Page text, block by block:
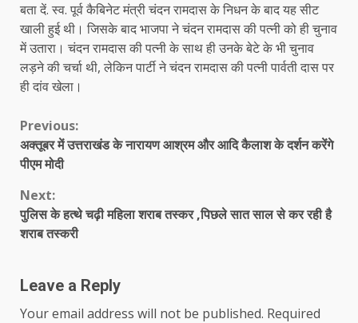
बता दें. स्व. पूर्व कैबिनेट मंत्री चंदन रामदास के निधन के बाद यह सीट
खाली हुई थी। जिसके बाद भाजपा ने चंदन रामदास की पत्नी को ही चुनाव
में उतारा। चंदन रामदास की पत्नी के साथ ही उनके बेटे के भी चुनाव
लड़ने की चर्चा थी, लेकिन पार्टी ने चंदन रामदास की पत्नी पार्वती दास पर
ही दांव खेला।
Continue
Reading
Previous:
अक्तूबर में उत्तराखंड के नारायण आश्रम और आदि कैलाश के दर्शन करेंगे
पीएम मोदी
Next:
पुलिस के हत्थे चढ़ी महिला शराब तस्कर ,पिछले सात साल से कर रही है
शराब तस्करी
Leave a Reply
Your email address will not be published. Required